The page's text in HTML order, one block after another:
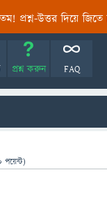
প্রশ্ন-উত্তর দিয়ে জিতে
প্রশ্ন করুন FAQ
পয়েন্ট)